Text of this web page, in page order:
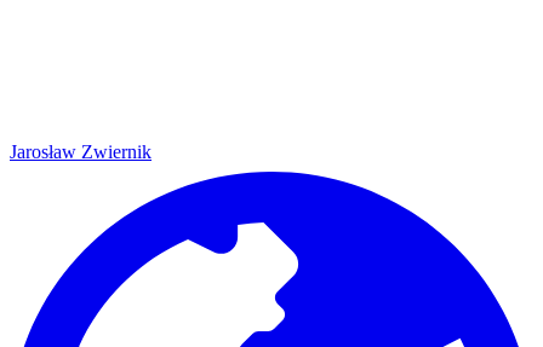
Jarosław Zwiernik